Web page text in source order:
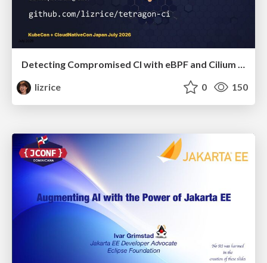
Detecting Compromised CI with eBPF and Cilium Tetragon
lizrice
0 150